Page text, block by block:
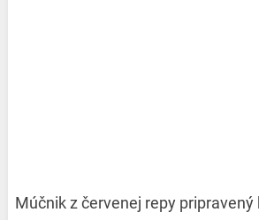
Múčnik z červenej repy pripravený